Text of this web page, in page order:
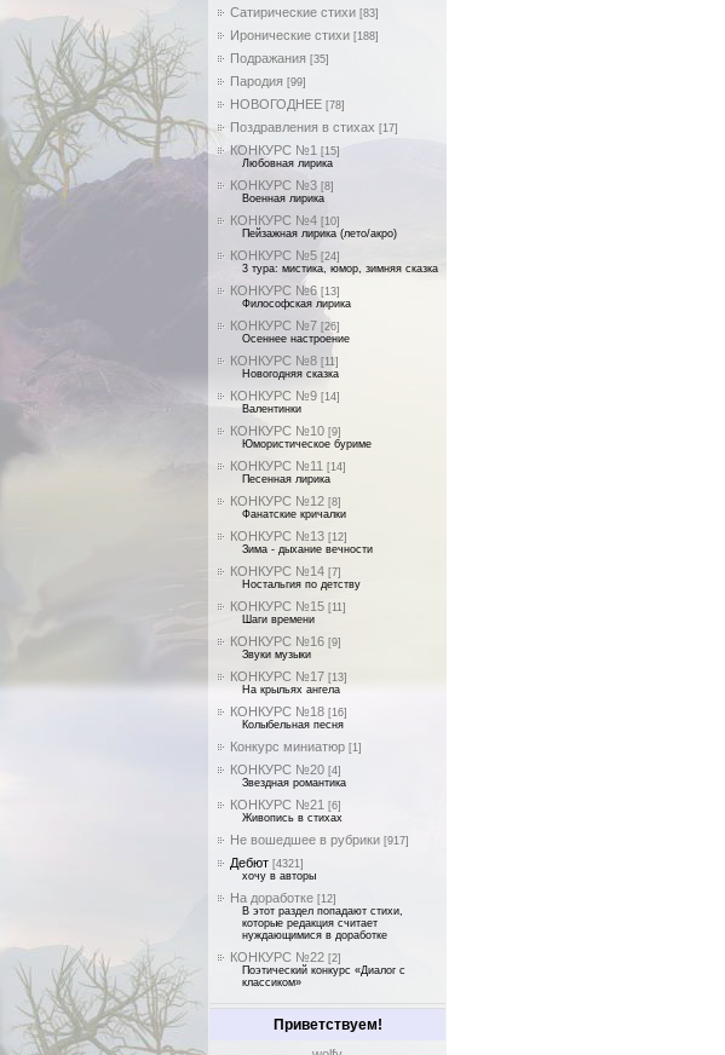
Сатирические стихи [83]
Иронические стихи [188]
Подражания [35]
Пародия [99]
НОВОГОДНЕЕ [78]
Поздравления в стихах [17]
КОНКУРС №1 [15]
Любовная лирика
КОНКУРС №3 [8]
Военная лирика
КОНКУРС №4 [10]
Пейзажная лирика (лето/акро)
КОНКУРС №5 [24]
3 тура: мистика, юмор, зимняя сказка
КОНКУРС №6 [13]
Философская лирика
КОНКУРС №7 [26]
Осеннее настроение
КОНКУРС №8 [11]
Новогодняя сказка
КОНКУРС №9 [14]
Валентинки
КОНКУРС №10 [9]
Юмористическое буриме
КОНКУРС №11 [14]
Песенная лирика
КОНКУРС №12 [8]
Фанатские кричалки
КОНКУРС №13 [12]
Зима - дыхание вечности
КОНКУРС №14 [7]
Ностальгия по детству
КОНКУРС №15 [11]
Шаги времени
КОНКУРС №16 [9]
Звуки музыки
КОНКУРС №17 [13]
На крыльях ангела
КОНКУРС №18 [16]
Колыбельная песня
Конкурс миниатюр [1]
КОНКУРС №20 [4]
Звездная романтика
КОНКУРС №21 [6]
Живопись в стихах
Не вошедшее в рубрики [917]
Дебют [4321]
хочу в авторы
На доработке [12]
В этот раздел попадают стихи,
которые редакция считает
нуждающимися в доработке
КОНКУРС №22 [2]
Поэтический конкурс «Диалог с
классиком»
Приветствуем!